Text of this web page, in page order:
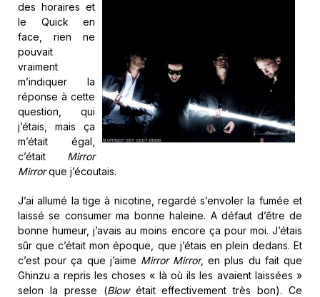
des horaires et
le Quick en
face, rien ne
pouvait
vraiment
m’indiquer la
réponse à cette
question, qui
j’étais, mais ça
m’était égal,
c’était Mirror
Mirrorque j’écoutais.
J’ai allumé la tige à nicotine, regardé s’envoler la fumée et
laissé se consumer ma bonne haleine. A défaut d’être de
bonne humeur, j’avais au moins encore ça pour moi. J’étais
sûr que c’était mon époque, que j’étais en plein dedans. Et
c’est pour ça que j’aime Mirror Mirror, en plus du fait que
Ghinzu a repris les choses « là où ils les avaient laissées »
selon la presse (Blowétait effectivement très bon). Ce